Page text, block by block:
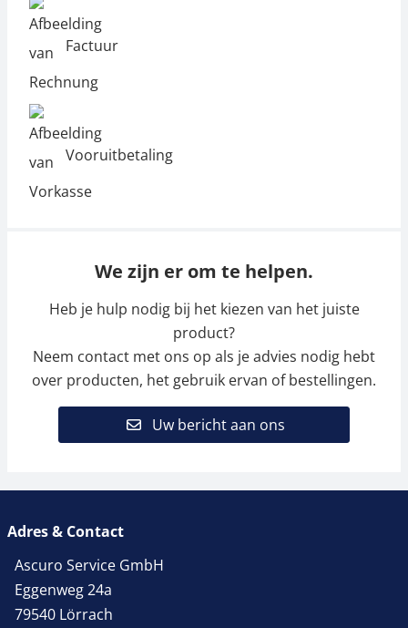
Factuur
Vooruitbetaling
We zijn er om te helpen.
Heb je hulp nodig bij het kiezen van het juiste
product?
Neem contact met ons op als je advies nodig hebt
over producten, het gebruik ervan of bestellingen.
Uw bericht aan ons
Adres & Contact
Ascuro Service GmbH
Eggenweg 24a
79540 Lörrach